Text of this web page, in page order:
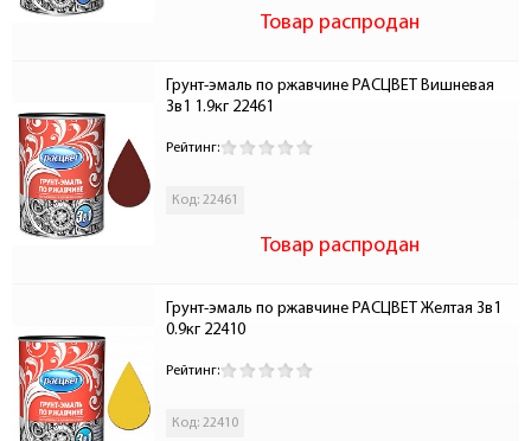
Товар распродан
Грунт-эмаль по ржавчине РАСЦВЕТ Вишневая
3в1 1.9кг 22461
Рейтинг:
Код: 22461
Товар распродан
Грунт-эмаль по ржавчине РАСЦВЕТ Желтая 3в1
0.9кг 22410
Рейтинг:
Код: 22410